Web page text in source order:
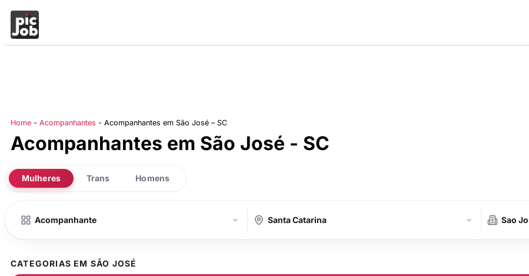
Home - Acompanhantes - Acompanhantes em São José – SC
Acompanhantes em São José - SC
Mulheres Trans Homens
CATEGORIAS EM SÃO JOSÉ